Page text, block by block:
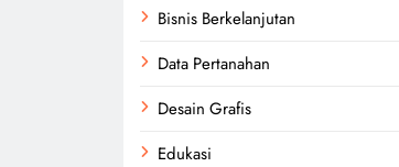
Bisnis Berkelanjutan
Data Pertanahan
Desain Grafis
Edukasi